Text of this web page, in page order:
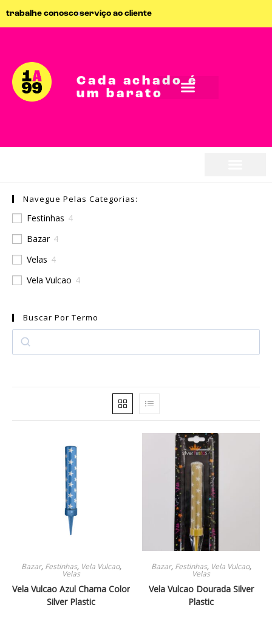
trabalhe conoscoserviço ao cliente
Cada achado é
um barato
Navegue Pelas Categorias:
Festinhas 4
Bazar 4
Velas 4
Vela Vulcao 4
Buscar Por Termo
Bazar, Festinhas, Vela Vulcao,
Velas
Vela Vulcao Azul Chama Color
Silver Plastic
Bazar, Festinhas, Vela Vulcao,
Velas
Vela Vulcao Dourada Silver
Plastic